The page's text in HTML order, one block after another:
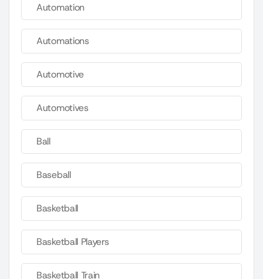
Automation
Automations
Automotive
Automotives
Ball
Baseball
Basketball
Basketball Players
Basketball Train